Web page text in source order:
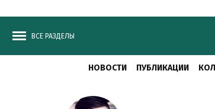
ВСЕ РАЗДЕЛЫ
НОВОСТИ ПУБЛИКАЦИИ